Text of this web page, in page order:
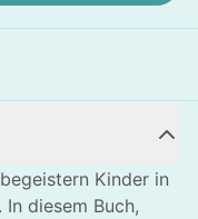
Kinder in
diesem Buch,